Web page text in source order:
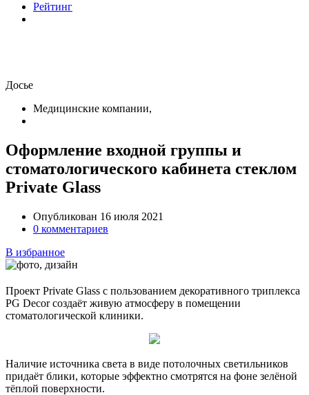
Рейтинг
Досье
Медицинские компании,
Оформление входной группы и
стоматологического кабинета стеклом
Private Glass
Опубликован 16 июля 2021
0 комментариев
В избранное
Проект Private Glass с пользованием декоративного триплекса
PG Decor создаёт живую атмосферу в помещении
стоматологической клиники.
Наличие источника света в виде потолочных светильников
придаёт блики, которые эффектно смотрятся на фоне зелёной
тёплой поверхности.